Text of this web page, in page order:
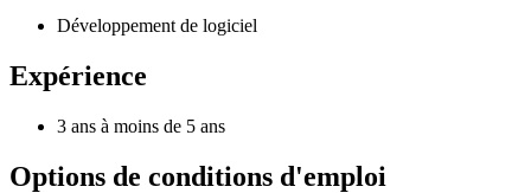
Développement de logiciel
Expérience
3 ans à moins de 5 ans
Options de conditions d'emploi